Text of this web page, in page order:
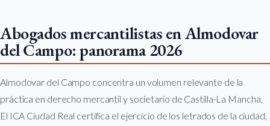
Abogados mercantilistas en Almodovar
del Campo: panorama 2026
Almodovar del Campo concentra un volumen relevante de la
práctica en derecho mercantil y societario de Castilla-La Mancha.
El ICA Ciudad Real certifica el ejercicio de los letrados de la ciudad,